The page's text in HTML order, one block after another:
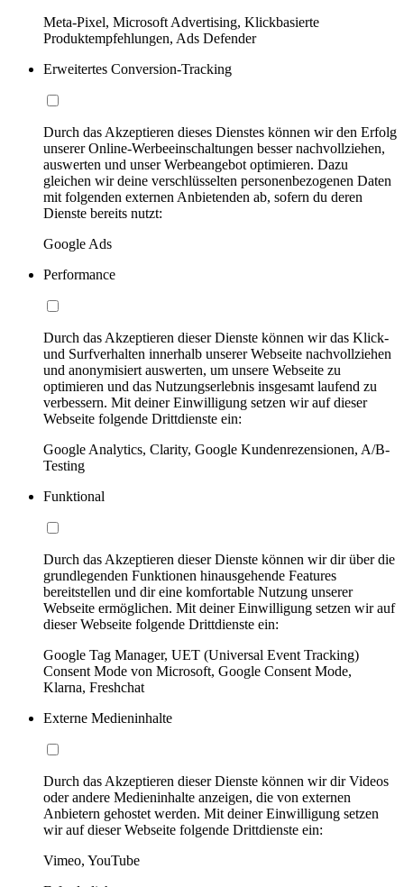
Meta-Pixel, Microsoft Advertising, Klickbasierte
Produktempfehlungen, Ads Defender
Erweitertes Conversion-Tracking
Durch das Akzeptieren dieses Dienstes können wir den Erfolg
unserer Online-Werbeeinschaltungen besser nachvollziehen,
auswerten und unser Werbeangebot optimieren. Dazu
gleichen wir deine verschlüsselten personenbezogenen Daten
mit folgenden externen Anbietenden ab, sofern du deren
Dienste bereits nutzt:
Google Ads
Performance
Durch das Akzeptieren dieser Dienste können wir das Klick-
und Surfverhalten innerhalb unserer Webseite nachvollziehen
und anonymisiert auswerten, um unsere Webseite zu
optimieren und das Nutzungserlebnis insgesamt laufend zu
verbessern. Mit deiner Einwilligung setzen wir auf dieser
Webseite folgende Drittdienste ein:
Google Analytics, Clarity, Google Kundenrezensionen, A/B-
Testing
Funktional
Durch das Akzeptieren dieser Dienste können wir dir über die
grundlegenden Funktionen hinausgehende Features
bereitstellen und dir eine komfortable Nutzung unserer
Webseite ermöglichen. Mit deiner Einwilligung setzen wir auf
dieser Webseite folgende Drittdienste ein:
Google Tag Manager, UET (Universal Event Tracking)
Consent Mode von Microsoft, Google Consent Mode,
Klarna, Freshchat
Externe Medieninhalte
Durch das Akzeptieren dieser Dienste können wir dir Videos
oder andere Medieninhalte anzeigen, die von externen
Anbietern gehostet werden. Mit deiner Einwilligung setzen
wir auf dieser Webseite folgende Drittdienste ein:
Vimeo, YouTube